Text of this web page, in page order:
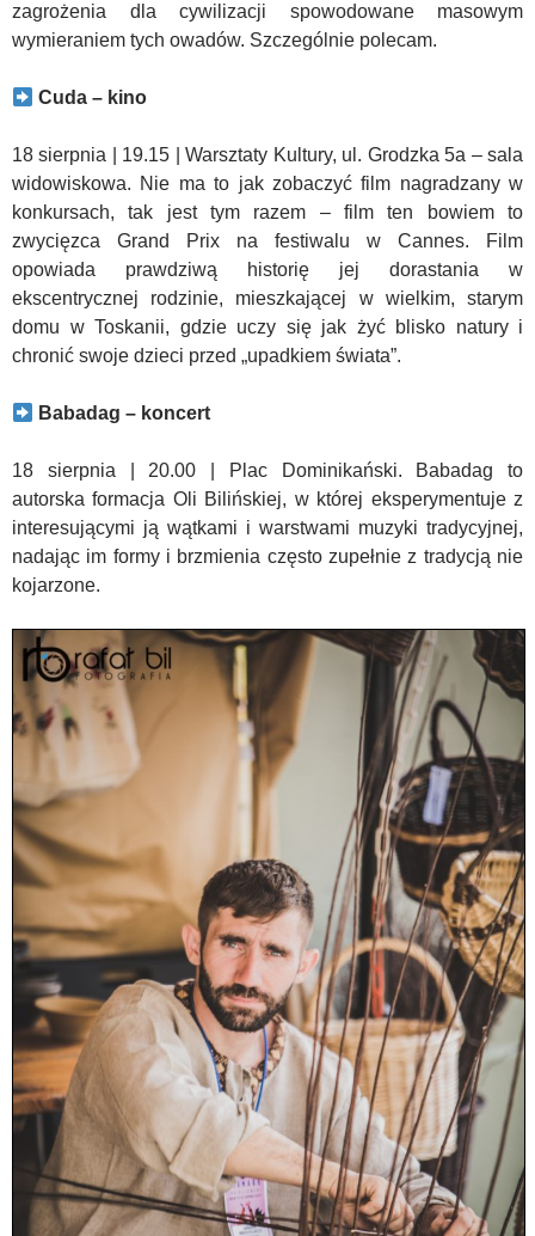
zagrożenia dla cywilizacji spowodowane masowym
wymieraniem tych owadów. Szczególnie polecam.
Cuda – kino
18 sierpnia | 19.15 | Warsztaty Kultury, ul. Grodzka 5a – sala
widowiskowa. Nie ma to jak zobaczyć film nagradzany w
konkursach, tak jest tym razem – film ten bowiem to
zwycięzca Grand Prix na festiwalu w Cannes. Film
opowiada prawdziwą historię jej dorastania w
ekscentrycznej rodzinie, mieszkającej w wielkim, starym
domu w Toskanii, gdzie uczy się jak żyć blisko natury i
chronić swoje dzieci przed „upadkiem świata”.
Babadag – koncert
18 sierpnia | 20.00 | Plac Dominikański. Babadag to
autorska formacja Oli Bilińskiej, w której eksperymentuje z
interesującymi ją wątkami i warstwami muzyki tradycyjnej,
nadając im formy i brzmienia często zupełnie z tradycją nie
kojarzone.